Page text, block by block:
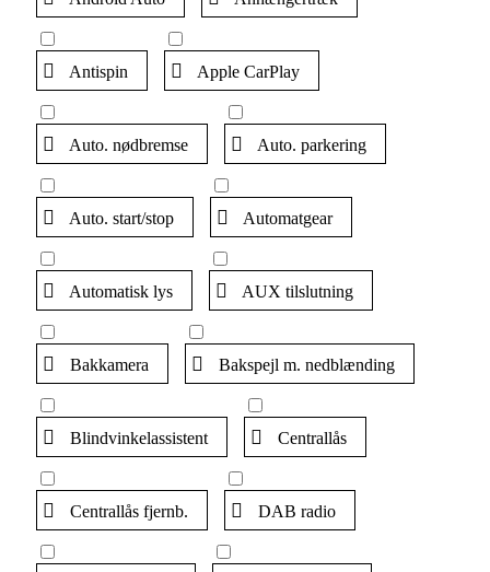
Antispin Apple CarPlay
Auto. nødbremse Auto. parkering
Auto. start/stop Automatgear
Automatisk lys AUX tilslutning
Bakkamera Bakspejl m. nedblænding
Blindvinkelassistent Centrallås
Centrallås fjernb. DAB radio